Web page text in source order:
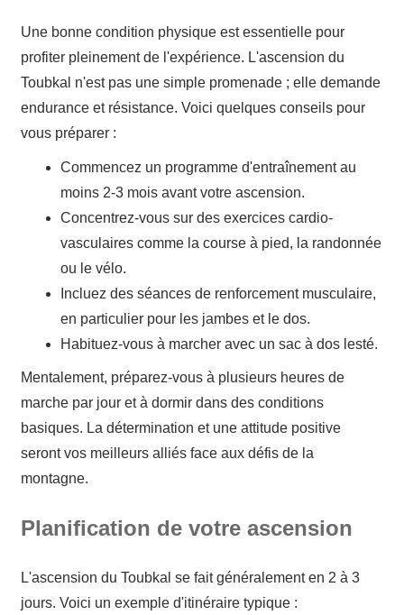
Une bonne condition physique est essentielle pour
profiter pleinement de l'expérience. L'ascension du
Toubkal n'est pas une simple promenade ; elle demande
endurance et résistance. Voici quelques conseils pour
vous préparer :
Commencez un programme d'entraînement au
moins 2-3 mois avant votre ascension.
Concentrez-vous sur des exercices cardio-
vasculaires comme la course à pied, la randonnée
ou le vélo.
Incluez des séances de renforcement musculaire,
en particulier pour les jambes et le dos.
Habituez-vous à marcher avec un sac à dos lesté.
Mentalement, préparez-vous à plusieurs heures de
marche par jour et à dormir dans des conditions
basiques. La détermination et une attitude positive
seront vos meilleurs alliés face aux défis de la
montagne.
Planification de votre ascension
L'ascension du Toubkal se fait généralement en 2 à 3
jours. Voici un exemple d'itinéraire typique :